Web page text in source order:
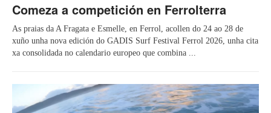
Comeza a competición en Ferrolterra
As praias da A Fragata e Esmelle, en Ferrol, acollen do 24 ao 28 de
xuño unha nova edición do GADIS Surf Festival Ferrol 2026, unha cita
xa consolidada no calendario europeo que combina ...